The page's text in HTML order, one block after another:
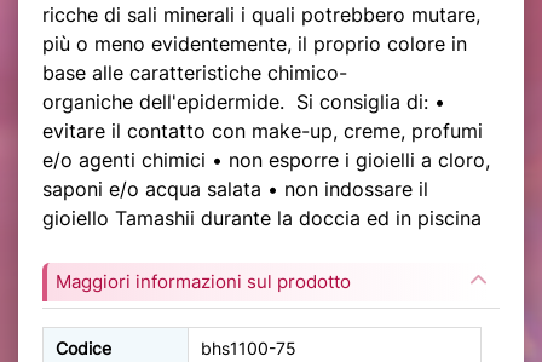
ricche di sali minerali i quali potrebbero mutare,
più o meno evidentemente, il proprio colore in
base alle caratteristiche chimico-
organiche dell'epidermide. Si consiglia di: •
evitare il contatto con make-up, creme, profumi
e/o agenti chimici • non esporre i gioielli a cloro,
saponi e/o acqua salata • non indossare il
gioiello Tamashii durante la doccia ed in piscina
Maggiori informazioni sul prodotto
Codice bhs1100-75